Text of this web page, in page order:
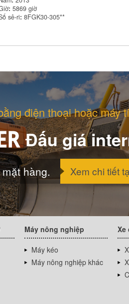
: 5869 giờ
sê-ri: 8FGK30-305**
điện thoại hoặc máy
Đấu giá
hàng. Xem chi tiết
Máy nông nghiệp
Máy kéo
Máy nông nghiệp khác
Xe